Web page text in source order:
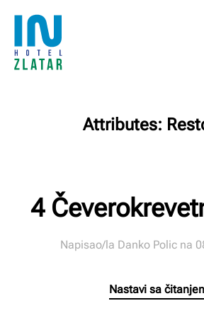
Skip to main content
Attributes:
4
Napisao/la Danko Polic na
Nastavi sa